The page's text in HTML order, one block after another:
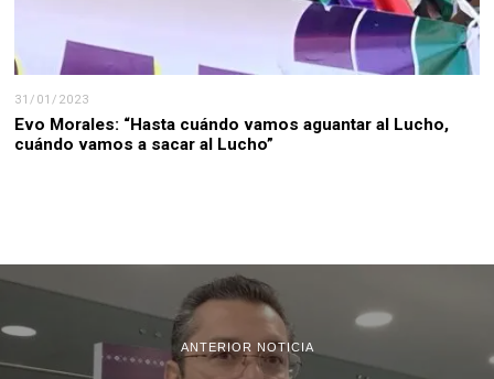
31/01/2023
Evo Morales: “Hasta cuándo vamos aguantar al Lucho,
cuándo vamos a sacar al Lucho”
ANTERIOR NOTICIA